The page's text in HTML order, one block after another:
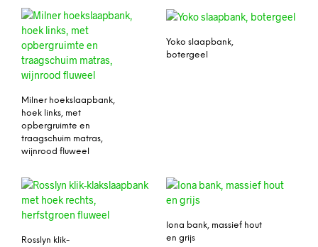
Milner hoekslaapbank,
hoek links, met
opbergruimte en
traagschuim matras,
wijnrood fluweel
Yoko slaapbank,
botergeel
Rosslyn klik-
Iona bank, massief hout
en grijs